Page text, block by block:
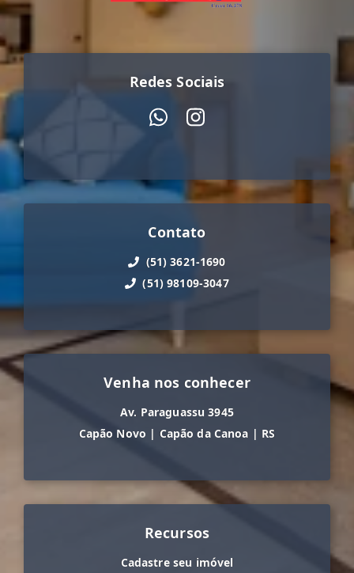
Redes Sociais
Contato
(51) 3621-1690
(51) 98109-3047
Venha nos conhecer
Av. Paraguassu 3945
Capão Novo | Capão da Canoa | RS
Recursos
Cadastre seu imóvel